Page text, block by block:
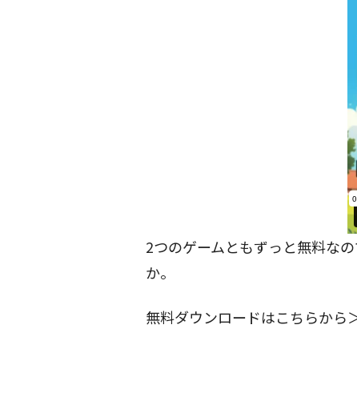
2つのゲームともずっと無料な
か。
無料ダウンロードはこちらから